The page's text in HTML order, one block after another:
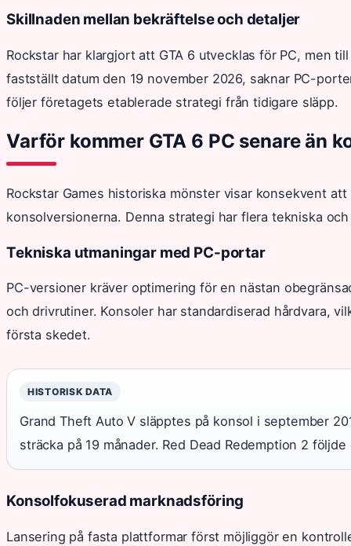
Skillnaden mellan bekräftelse och detaljer
Rockstar har klargjort att GTA 6 utvecklas för PC, men
fastställt datum den 19 november 2026, saknar PC-
följer företagets etablerade strategi från tidigare släpp.
Varför kommer GTA 6 PC senare än
Rockstar Games historiska mönster visar konsekvent
konsolversionerna. Denna strategi har flera tekniska
Tekniska utmaningar med PC-portar
PC-versioner kräver optimering för en nästan
och drivrutiner. Konsoler har standardiserad hårdvara,
första skedet.
HISTORISK DATA
Grand Theft Auto V släpptes på konsol i september
sträcka på 19 månader. Red Dead Redemption 2
Konsolfokuserad marknadsföring
Lansering på fasta plattformar först möjliggör en